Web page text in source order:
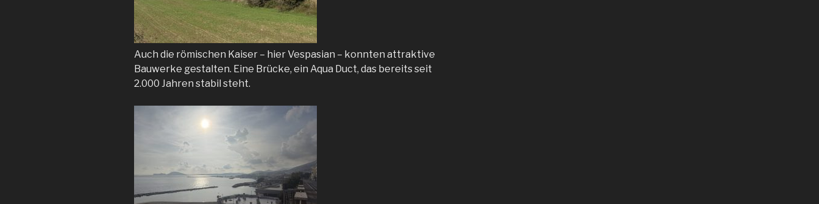
Auch die römischen Kaiser – hier Vespasian – konnten attraktive
Bauwerke gestalten. Eine Brücke, ein Aqua Duct, das bereits seit
2.000 Jahren stabil steht.